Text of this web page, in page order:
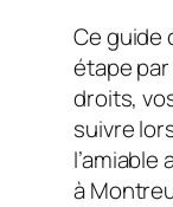
Ce guide
étape
droits,
suivre
à